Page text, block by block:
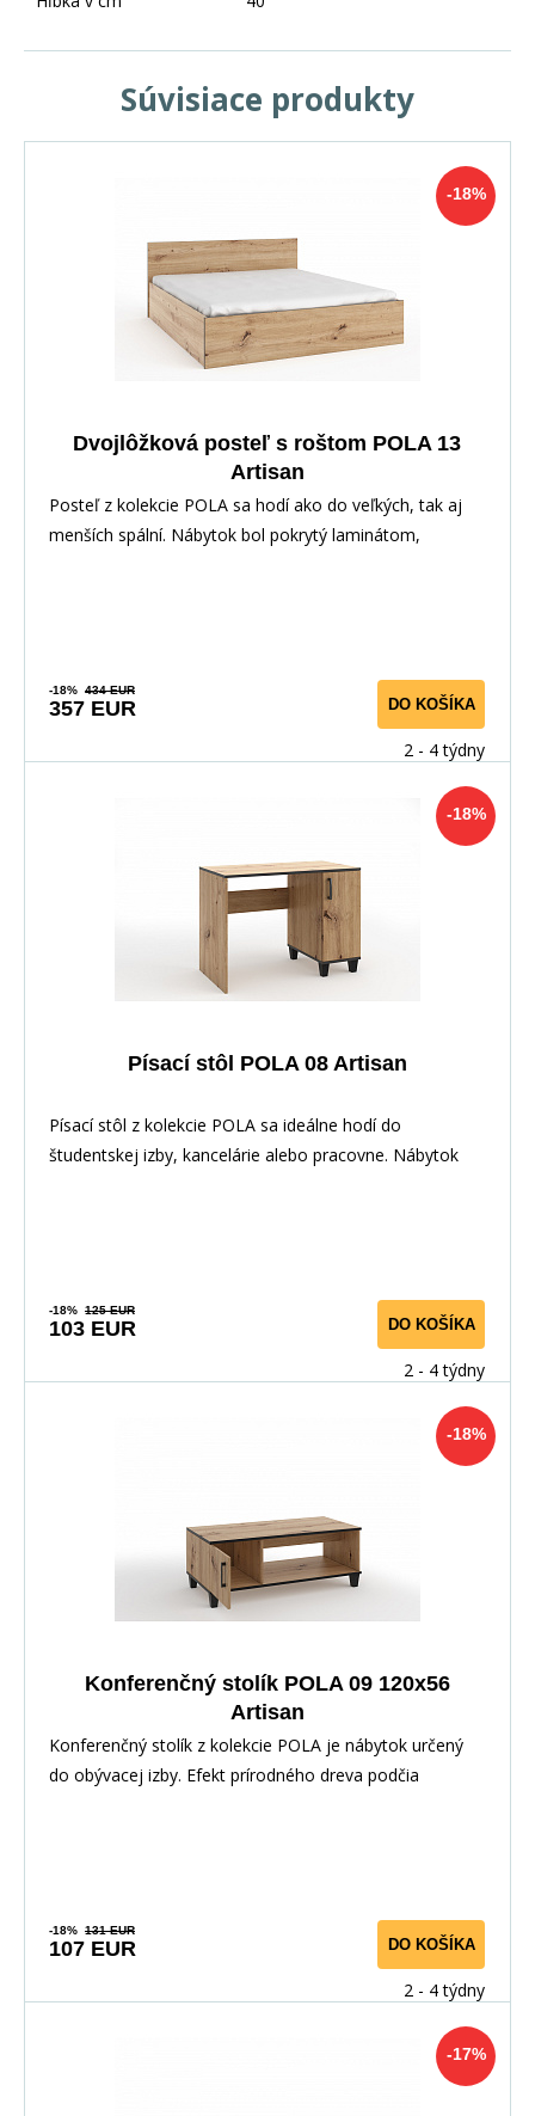
Súvisiace produkty
-18%
Dvojlôžková posteľ s roštom POLA 13
Artisan
Posteľ z kolekcie POLA sa hodí ako do veľkých, tak aj
menších spální. Nábytok bol pokrytý laminátom,
-18% 434 EUR
357 EUR DO KOŠÍKA
2 - 4 týdny
-18%
Písací stôl POLA 08 Artisan
Písací stôl z kolekcie POLA sa ideálne hodí do
študentskej izby, kancelárie alebo pracovne. Nábytok
-18% 125 EUR
103 EUR DO KOŠÍKA
2 - 4 týdny
-18%
Konferenčný stolík POLA 09 120x56
Artisan
Konferenčný stolík z kolekcie POLA je nábytok určený
do obývacej izby. Efekt prírodného dreva podčia
-18% 131 EUR
107 EUR DO KOŠÍKA
2 - 4 týdny
-17%